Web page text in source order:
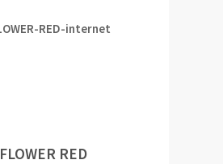
FLOWER RED